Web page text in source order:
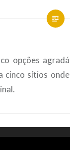
opções
cinco sítios